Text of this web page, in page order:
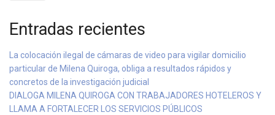
Entradas recientes
La colocación ilegal de cámaras de video para vigilar domicilio
particular de Milena Quiroga, obliga a resultados rápidos y
concretos de la investigación judicial
DIALOGA MILENA QUIROGA CON TRABAJADORES HOTELEROS Y
LLAMA A FORTALECER LOS SERVICIOS PÚBLICOS